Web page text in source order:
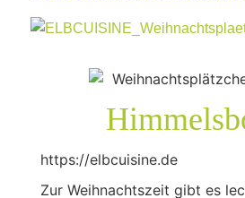
https://elbcuisine.de
Zur Weihnachtszeit gibt es